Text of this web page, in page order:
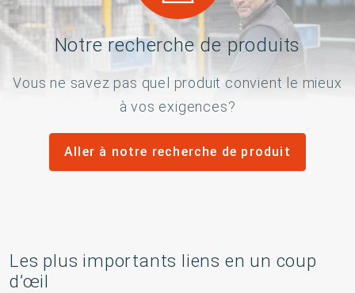
Notre recherche de produits
Vous ne savez pas quel produit convient le mieux
à vos exigences?
Aller à notre recherche de produit
Les plus importants liens en un coup
d’œil